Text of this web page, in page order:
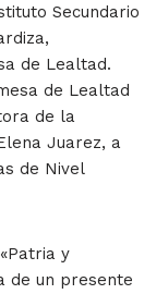
Secundario
de Lealtad.
de Lealtad
de la
Juarez, a
de Nivel
y
de un presente